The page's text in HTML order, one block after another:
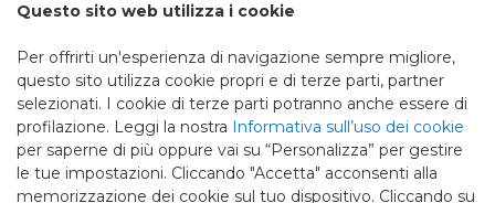
Bed & Breakfast Stella (S.C.E.P.I. srl)
Via Pisana Traversa 2, n°74
55100 Sant'Anna Lucca LU
Questo sito web utilizza i cookie
Per offrirti un'esperienza di navigazione sempre migliore,
questo sito utilizza cookie propri e di terze parti, partner
selezionati. I cookie di terze parti potranno anche essere di
profilazione. Leggi la nostra Informativa sull’uso dei cookie
per saperne di più oppure vai su “Personalizza” per gestire
le tue impostazioni. Cliccando "Accetta" acconsenti alla
memorizzazione dei cookie sul tuo dispositivo. Cliccando su